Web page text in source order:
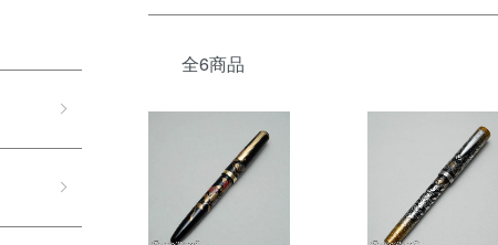
全6商品